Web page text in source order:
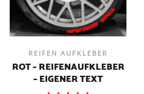
REIFEN AUFKLEBER
ROT – REIFENAUFKLEBER
– EIGENER TEXT